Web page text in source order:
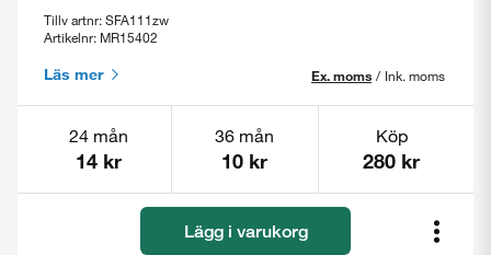
Tillv artnr: SFA111zw
Artikelnr: MR15402
Läs mer Ex. moms / Ink. moms
24 mån
14 kr
36 mån
10 kr
Köp
280 kr
Lägg i varukorg